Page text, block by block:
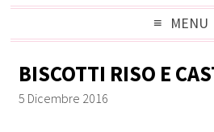
MENU
BISCOTTI RISO E
5 Dicembre 2016